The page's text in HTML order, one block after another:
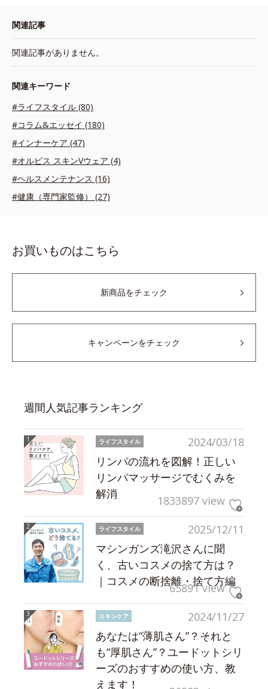
関連記事
関連記事がありません。
関連キーワード
#ライフスタイル (80)
#コラム&エッセイ (180)
#インナーケア (47)
#オルビス スキンVウェア (4)
#ヘルスメンテナンス (16)
#健康（専門家監修） (27)
お買いものはこちら
新商品をチェック
キャンペーンをチェック
週間人気記事ランキング
2024/03/18
ライフスタイル
リンパの流れを図解！正しい
リンパマッサージでむくみを
解消
1833897 view
2025/12/11
ライフスタイル
マシンガンズ滝沢さんに聞
く、古いコスメの捨て方は？
｜コスメの断捨離・捨て方編
65891 view
2024/11/27
スキンケア
あなたは“薄肌さん”？それと
も“厚肌さん”？ユードットシリ
ーズのおすすめの使い方、教
えます！